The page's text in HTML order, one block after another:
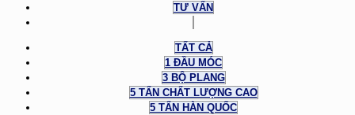
TƯ VẤN
TẤT CẢ
1 ĐẦU MÓC
3 BỘ PLANG
5 TẤN CHẤT LƯỢNG CAO
5 TẤN HÀN QUỐC